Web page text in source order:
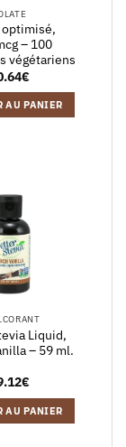
optimisé,
– 100
végétariens
€
AU PANIER
Liquid,
– 59 ml.
€
AU PANIER